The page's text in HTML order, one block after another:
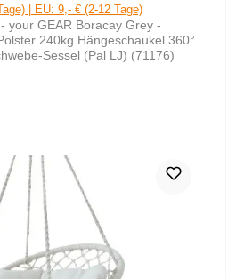
| EU: 9,- € (2-12 Tage)
your GEAR Boracay Grey -
240kg Hängeschaukel 360°
Sessel (Pal LJ) (71176)